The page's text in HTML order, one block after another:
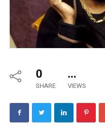
0
SHARE
...
VIEWS